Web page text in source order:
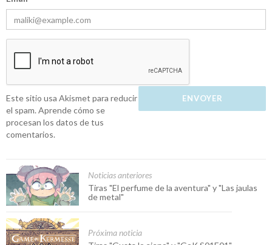
Este sitio usa Akismet para reducir
el spam. Aprende cómo se
procesan los datos de tus
comentarios.
Noticias anteriores
Tiras "El perfume de la aventura" y "Las jaulas
de metal"
Próxima noticia